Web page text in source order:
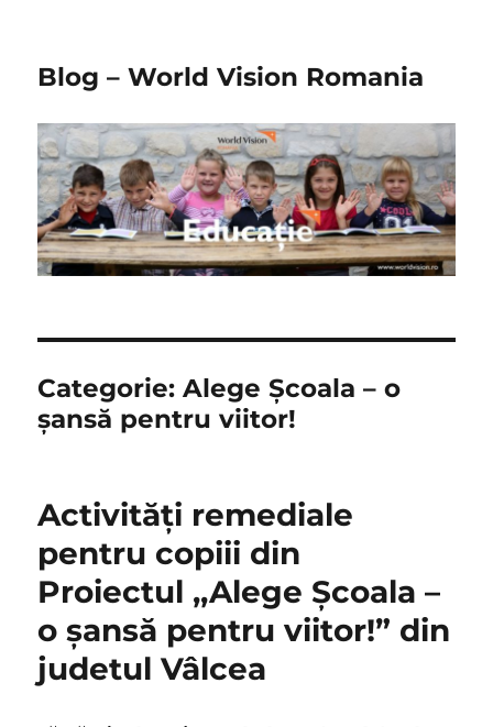
Blog – World Vision Romania
Categorie:Alege Şcoala – o
şansă pentru viitor!
Activităţi remediale
pentru copiii din
Proiectul ,,Alege Şcoala –
o şansă pentru viitor!” din
judetul Vâlcea